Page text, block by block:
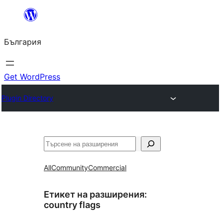
България
Get WordPress
Plugin Directory
Търсене
AllCommunityCommercial
Етикет на разширения:
country flags